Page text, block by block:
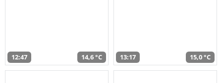
12:47 14,6 °C 13:17 15,0 °C